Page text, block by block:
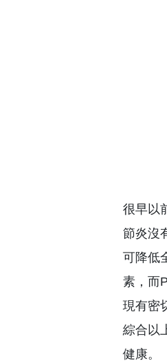
很早以
節炎沒
可降低
素，而
現有密
綜合以
健康。